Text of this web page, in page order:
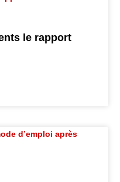
le rapport